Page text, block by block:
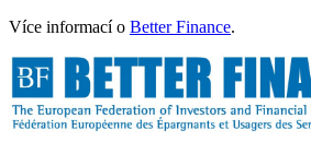
Více informací o Better Finance.